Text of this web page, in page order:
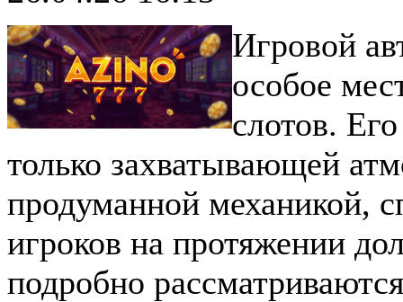
Игровой
особое
слотов.
только захватывающей
продуманной механикой,
игроков на протяжении
подробно